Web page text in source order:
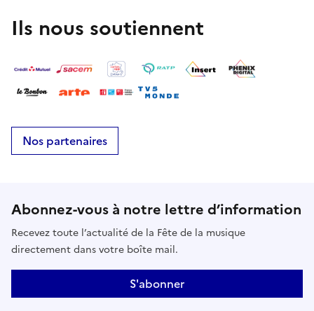
Ils nous soutiennent
Nos partenaires
Abonnez-vous à notre lettre d’information
Recevez toute l’actualité de la Fête de la musique
directement dans votre boîte mail.
S'abonner